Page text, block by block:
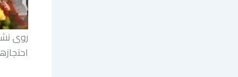
روى